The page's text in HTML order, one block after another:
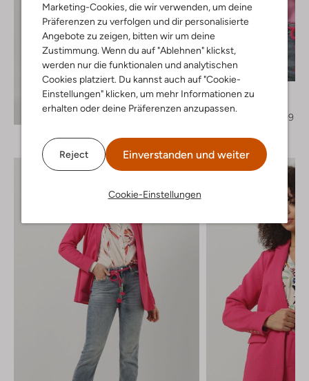
Marketing-Cookies, die wir verwenden, um deine
Präferenzen zu verfolgen und dir personalisierte
Angebote zu zeigen, bitten wir um deine
Zustimmung. Wenn du auf "Ablehnen" klickst,
werden nur die funktionalen und analytischen
Cookies platziert. Du kannst auch auf "Cookie-
Einstellungen" klicken, um mehr Informationen zu
erhalten oder deine Präferenzen anzupassen.
Reject Einverstanden und weiter
Cookie-Einstellungen
Entdecke den Look
Letzter Artikel
Scotch & Soda
Bluse
€ 55,99